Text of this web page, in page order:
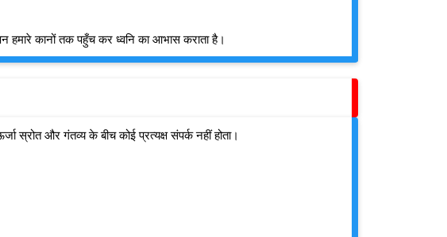
कानों तक पहुँच कर ध्वनि का आभास कराता है।
और गंतव्य के बीच कोई प्रत्यक्ष संपर्क नहीं होता।